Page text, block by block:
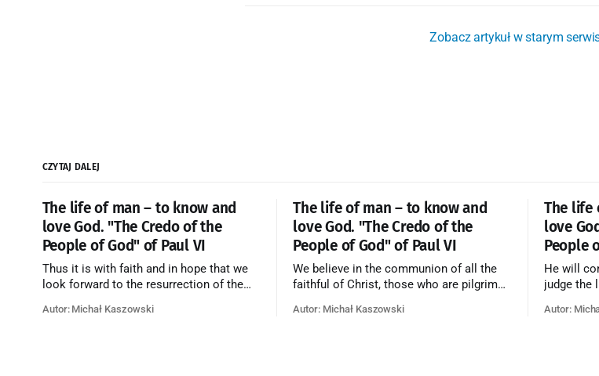
Zobacz artykuł w starym
CZYTAJ DALEJ
The life of man – to know and
love God. "The Credo of the
People of God" of Paul VI
Thus it is with faith and in hope that we
look forward to the resurrection of the
Blessed be God Thrice Holy. Amen. ←
Autor: Michał Kaszowski
The life of man – to know and
love God. "The Credo of the
People of God" of Paul VI
We believe in the communion of all the
faithful of Christ, those who are pilgrims
purification, and the blessed in heaven, all
Autor: Michał Kaszowski
The life
love
People
He will
judge the
Autor: